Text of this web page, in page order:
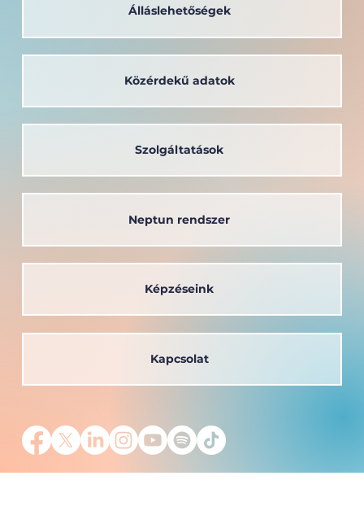
Álláslehetőségek
Neptun rendszer
Szolgáltatások
Kapcsolat
Közérdekű adatok
Képzéseink